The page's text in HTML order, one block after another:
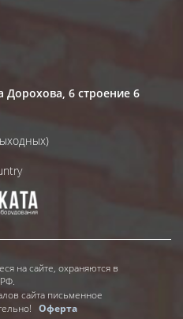
Дорохова, 6 строение 6
на сайте, охраняются в
сайта письменное
Оферта